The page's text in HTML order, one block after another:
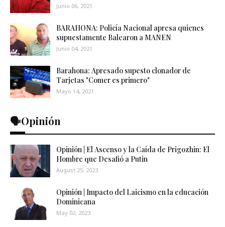
Junio 06, 2021
BARAHONA: Policía Nacional apresa quienes
supuestamente Balearon a MANEN
Junio 04, 2021
Barahona: Apresado supesto clonador de
Tarjetas "Comer es primero"
Mayo 14, 2021
🗣️Opinión
Opinión | El Ascenso y la Caída de Prigozhin: El
Hombre que Desafió a Putin
August 25, 2023
Opinión | Impacto del Laicismo en la educación
Dominicana
May 02, 2023